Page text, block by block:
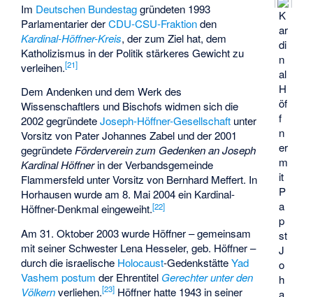
K
ar
di
n
al
H
öf
f
n
er
m
it
P
a
p
st
J
o
h
a
Im Deutschen Bundestaggründeten 1993
Parlamentarier derCDU-CSU-Fraktionden
Kardinal-Höffner-Kreis, der zum Ziel hat, dem
Katholizismus in der Politik stärkeres Gewicht zu
verleihen.[21]
Dem Andenken und dem Werk des
Wissenschaftlers und Bischofs widmen sich die
2002 gegründeteJoseph-Höffner-Gesellschaft unter
Vorsitz von Pater Johannes Zabel und der 2001
gegründeteFörderverein zum Gedenken an Joseph
Kardinal Höffnerin der Verbandsgemeinde
Flammersfeld unter Vorsitz von Bernhard Meffert. In
Horhausen wurde am 8. Mai 2004 ein Kardinal-
Höffner-Denkmal eingeweiht.[22]
Am 31. Oktober 2003 wurde Höffner – gemeinsam
mit seiner Schwester Lena Hesseler, geb. Höffner –
durch die israelische Holocaust-GedenkstätteYad
Vashem postum der Ehrentitel Gerechter unter den
Völkernverliehen.[23] Höffner hatte 1943 in seiner